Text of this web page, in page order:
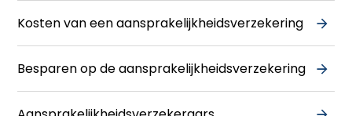
Kosten van een aansprakelijkheidsverzekering
Besparen op de aansprakelijkheidsverzekering